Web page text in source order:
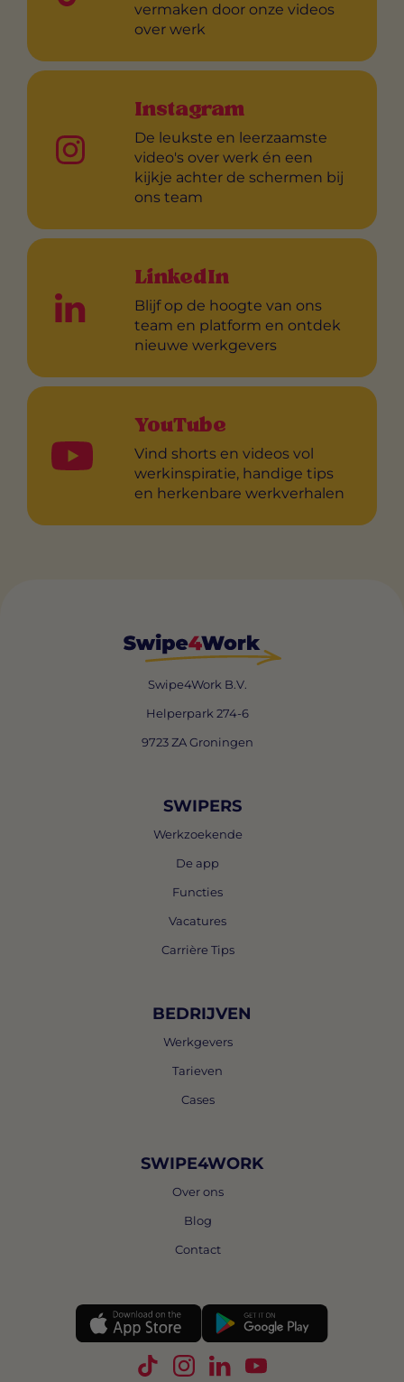
vermaken door onze videos
over werk
Instagram
De leukste en leerzaamste
video's over werk én een
kijkje achter de schermen bij
ons team
LinkedIn
Blijf op de hoogte van ons
team en platform en ontdek
nieuwe werkgevers
YouTube
Vind shorts en videos vol
werkinspiratie, handige tips
en herkenbare werkverhalen
Swipe4Work B.V.
Helperpark 274-6
9723 ZA Groningen
SWIPERS
Werkzoekende
De app
Functies
Vacatures
Carrière Tips
BEDRIJVEN
Werkgevers
Tarieven
Cases
SWIPE4WORK
Over ons
Blog
Contact
Volg Swipe4Work op TikTok
Volg Swipe4Work op
Volg Swipe4Work op
Volg Swipe4Work